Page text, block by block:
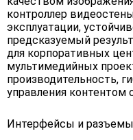
контроллер
эксплуатации,
предсказуемый
для корпоративных
мультимедийных
производительность,
управления контентом
Интерфейсы и разъемы